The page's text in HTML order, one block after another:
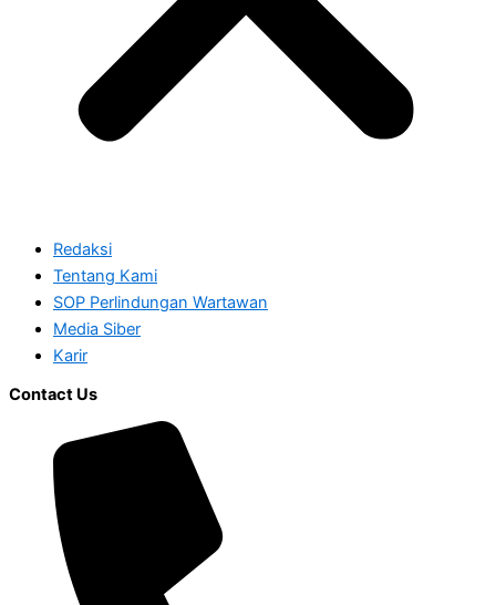
Redaksi
Tentang Kami
SOP Perlindungan Wartawan
Media Siber
Karir
Contact Us